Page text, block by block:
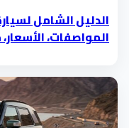
المواصفات،